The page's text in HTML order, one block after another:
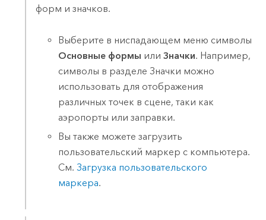
форм и значков.
Выберите в ниспадающем меню символы
Основные формы илиЗначки. Например,
символы в разделе Значки можно
использовать для отображения
различных точек в сцене, таки как
аэропорты или заправки.
Вы также можете загрузить
пользовательский маркер с компьютера.
См.Загрузка пользовательского
маркера.